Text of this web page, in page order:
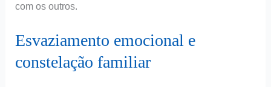
com os outros.
Esvaziamento emocional e
constelação familiar